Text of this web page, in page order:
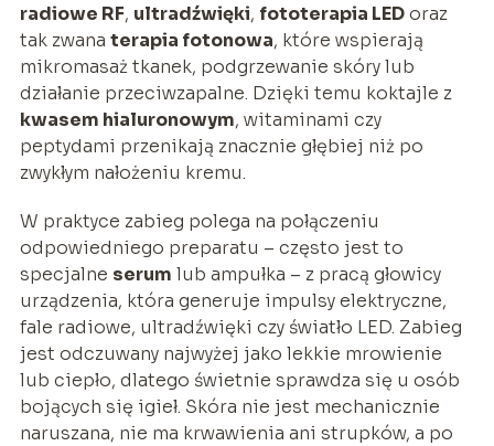
radiowe RF, ultradźwięki, fototerapia LEDoraz
tak zwana terapia fotonowa, które wspierają
mikromasaż tkanek, podgrzewanie skóry lub
działanie przeciwzapalne. Dzięki temu koktajle z
kwasem hialuronowym, witaminami czy
peptydami przenikają znacznie głębiej niż po
zwykłym nałożeniu kremu.
W praktyce zabieg polega na połączeniu
odpowiedniego preparatu – często jest to
specjalne serum lub ampułka – z pracą głowicy
urządzenia, która generuje impulsy elektryczne,
fale radiowe, ultradźwięki czy światło LED. Zabieg
jest odczuwany najwyżej jako lekkie mrowienie
lub ciepło, dlatego świetnie sprawdza się u osób
bojących się igieł. Skóra nie jest mechanicznie
naruszana, nie ma krwawienia ani strupków, a po